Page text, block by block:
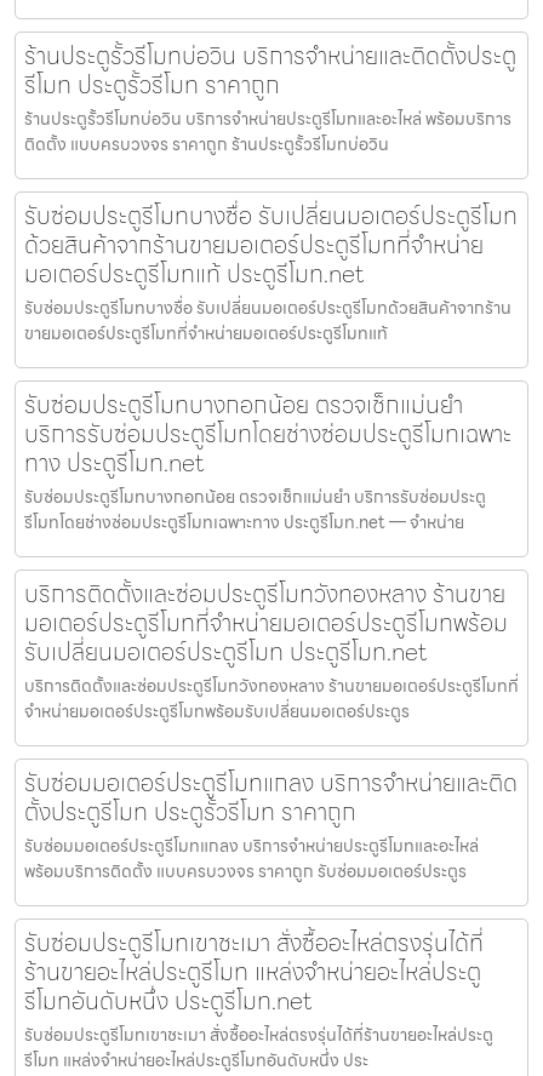
ร้านประตูรั้วรีโมทบ่อวิน บริการจำหน่ายและติดตั้งประตู
รีโมท ประตูรั้วรีโมท ราคาถูก
ร้านประตูรั้วรีโมทบ่อวิน บริการจำหน่ายประตูรีโมทและอะไหล่ พร้อมบริการ
ติดตั้ง แบบครบวงจร ราคาถูก ร้านประตูรั้วรีโมทบ่อวิน
รับซ่อมประตูรีโมทบางซื่อ รับเปลี่ยนมอเตอร์ประตูรีโมท
ด้วยสินค้าจากร้านขายมอเตอร์ประตูรีโมทที่จำหน่าย
มอเตอร์ประตูรีโมทแท้ ประตูรีโมท.net
รับซ่อมประตูรีโมทบางซื่อ รับเปลี่ยนมอเตอร์ประตูรีโมทด้วยสินค้าจากร้าน
ขายมอเตอร์ประตูรีโมทที่จำหน่ายมอเตอร์ประตูรีโมทแท้
รับซ่อมประตูรีโมทบางกอกน้อย ตรวจเช็กแม่นยำ
บริการรับซ่อมประตูรีโมทโดยช่างซ่อมประตูรีโมทเฉพาะ
ทาง ประตูรีโมท.net
รับซ่อมประตูรีโมทบางกอกน้อย ตรวจเช็กแม่นยำ บริการรับซ่อมประตู
รีโมทโดยช่างซ่อมประตูรีโมทเฉพาะทาง ประตูรีโมท.net — จำหน่าย
บริการติดตั้งและซ่อมประตูรีโมทวังทองหลาง ร้านขาย
มอเตอร์ประตูรีโมทที่จำหน่ายมอเตอร์ประตูรีโมทพร้อม
รับเปลี่ยนมอเตอร์ประตูรีโมท ประตูรีโมท.net
บริการติดตั้งและซ่อมประตูรีโมทวังทองหลาง ร้านขายมอเตอร์ประตูรีโมทที่
จำหน่ายมอเตอร์ประตูรีโมทพร้อมรับเปลี่ยนมอเตอร์ประตูร
รับซ่อมมอเตอร์ประตูรีโมทแกลง บริการจำหน่ายและติด
ตั้งประตูรีโมท ประตูรั้วรีโมท ราคาถูก
รับซ่อมมอเตอร์ประตูรีโมทแกลง บริการจำหน่ายประตูรีโมทและอะไหล่
พร้อมบริการติดตั้ง แบบครบวงจร ราคาถูก รับซ่อมมอเตอร์ประตูร
รับซ่อมประตูรีโมทเขาชะเมา สั่งซื้ออะไหล่ตรงรุ่นได้ที่
ร้านขายอะไหล่ประตูรีโมท แหล่งจำหน่ายอะไหล่ประตู
รีโมทอันดับหนึ่ง ประตูรีโมท.net
รับซ่อมประตูรีโมทเขาชะเมา สั่งซื้ออะไหล่ตรงรุ่นได้ที่ร้านขายอะไหล่ประตู
รีโมท แหล่งจำหน่ายอะไหล่ประตูรีโมทอันดับหนึ่ง ประ